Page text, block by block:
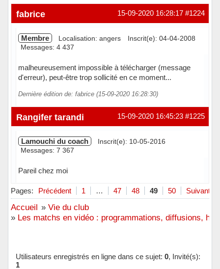
#1224
15-09-2020 16:28:17
fabrice
Membre Localisation: angers
Inscrit(e): 04-04-2008
Messages: 4 437
malheureusement impossible à télécharger (message
d'erreur), peut-être trop sollicité en ce moment...
Dernière édition de: fabrice (15-09-2020 16:28:30)
Hors ligne #1225
15-09-2020 16:45:23
Rangifer tarandi
Lamouchi du coach
Inscrit(e): 10-05-2016
Messages: 7 367
Pareil chez moi
Hors ligne
Pages: Précédent 1 … 47 48 49 50 Suivant
Accueil » Vie du club
» Les matchs en vidéo : programmations, diffusions,
Utilisateurs enregistrés en ligne dans ce sujet: 0, Invité(s):
1